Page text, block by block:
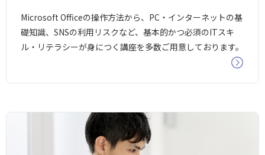
Microsoft Officeの操作方法から、PC・インターネットの基
礎知識、SNSの利用リスクなど、基本的かつ必須のITスキ
ル・リテラシーが身につく講座を多数ご用意しております。